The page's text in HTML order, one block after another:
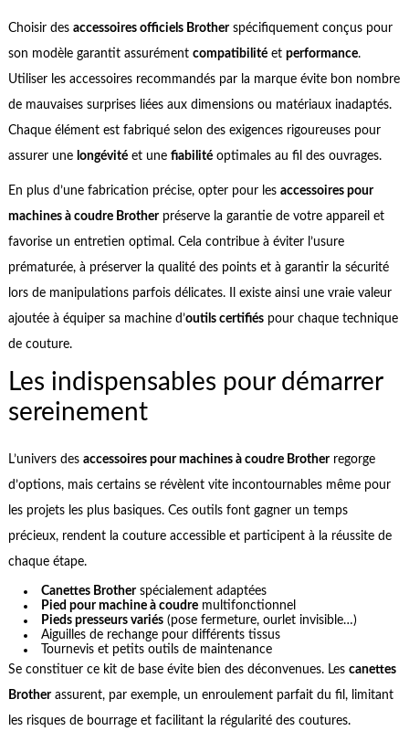
Choisir des accessoires officiels Brotherspécifiquement conçus pour
son modèle garantit assurément compatibilitéet performance.
Utiliser les accessoires recommandés par la marque évite bon nombre
de mauvaises surprises liées aux dimensions ou matériaux inadaptés.
Chaque élément est fabriqué selon des exigences rigoureuses pour
assurer une longévitéet une fiabilitéoptimales au fil des ouvrages.
En plus d’une fabrication précise, opter pour les accessoires pour
machines à coudre Brotherpréserve la garantie de votre appareil et
favorise un entretien optimal. Cela contribue à éviter l’usure
prématurée, à préserver la qualité des points et à garantir la sécurité
lors de manipulations parfois délicates. Il existe ainsi une vraie valeur
ajoutée à équiper sa machine d’outils certifiéspour chaque technique
de couture.
Les indispensables pour démarrer
sereinement
L’univers des accessoires pour machines à coudre Brotherregorge
d’options, mais certains se révèlent vite incontournables même pour
les projets les plus basiques. Ces outils font gagner un temps
précieux, rendent la couture accessible et participent à la réussite de
chaque étape.
Canettes Brotherspécialement adaptées
Pied pour machine à coudre multifonctionnel
Pieds presseurs variés (pose fermeture, ourlet invisible…)
Aiguilles de rechange pour différents tissus
Tournevis et petits outils de maintenance
Se constituer ce kit de base évite bien des déconvenues. Les canettes
Brotherassurent, par exemple, un enroulement parfait du fil, limitant
les risques de bourrage et facilitant la régularité des coutures.